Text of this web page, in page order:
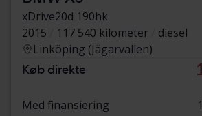
xDrive20d 190hk
2015
117 540 kilometer
diesel
Linköping (Jägarvallen)
Køb direkte
Med finansiering